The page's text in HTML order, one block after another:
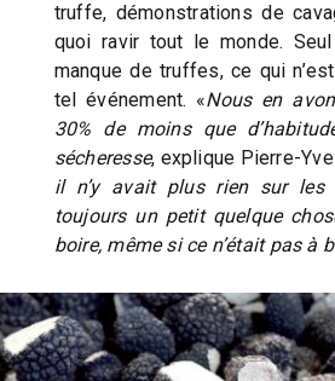
truffe, démonstrations de
quoi ravir tout le monde.
manque de truffes, ce qui
tel événement. «Nous en
30% de moins que
sécheresse, explique Pierre-
il n’y avait plus rien sur les
toujours un petit quelque
boire, même si ce n’était pas à